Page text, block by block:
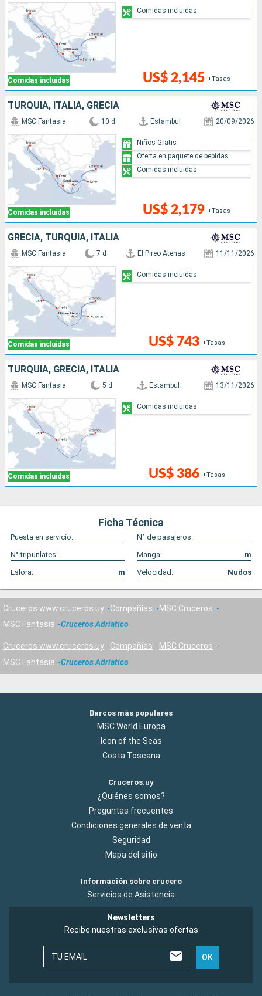
Comidas incluidas US$ 2,145 +Tasas
Comidas incluidas
TURQUÍA, ITALIA, GRECIA
Comidas incluidas
MSC Fantasia 10 d Estambul 20/09/2026
US$ 2,179 +Tasas
Niños Gratis
Oferta en paquete de bebidas
Comidas incluidas
GRECIA, TURQUÍA, ITALIA
Comidas incluidas
MSC Fantasia 7 d El Pireo Atenas 11/11/2026
US$ 743 +Tasas
Comidas incluidas
TURQUÍA, GRECIA, ITALIA
Comidas incluidas
MSC Fantasia 5 d Estambul 13/11/2026
US$ 386 +Tasas
Comidas incluidas
Ficha Técnica
Puesta en servicio:
N° de pasajeros:
N° tripunlates:
Manga:
m
Eslora:
m Velocidad: Nudos
Cruceros www.cruceros.uy Compañías
MSC Cruceros
MSC Fantasia
Cruceros Adriatico
Cruceros www.cruceros.uy Compañías
MSC Cruceros
MSC Fantasia
Cruceros Adriatico
Barcos más populares
MSC World Europa
Icon of the Seas
Costa Toscana
Cruceros.uy
¿Quiénes somos?
Preguntas frecuentes
Condiciones generales de venta
Seguridad
Mapa del sitio
Información sobre crucero
Servicios de Asistencia
Newsletters
Recibe nuestras exclusivas ofertas
TU EMAIL OK